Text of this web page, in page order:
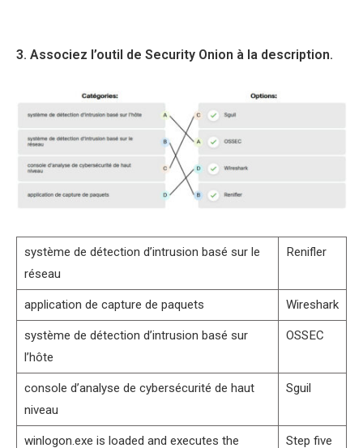
3. Associez l’outil de Security Onion à la description.
système de détection d’intrusion basé sur le
réseau
Renifler
application de capture de paquets Wireshark
système de détection d’intrusion basé sur
l’hôte
OSSEC
console d’analyse de cybersécurité de haut
niveau
Sguil
winlogon.exe is loaded and executes the
Step five